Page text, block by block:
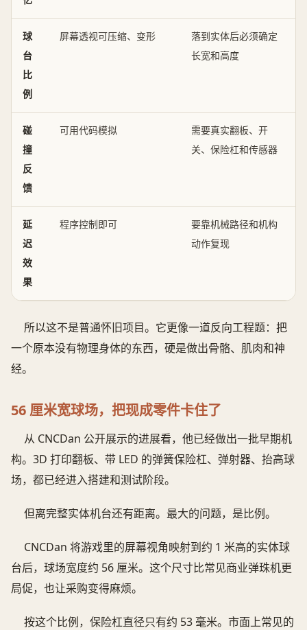
球
台
比
例
屏幕透视可压缩、变形
落到实体后必须确定
长宽和高度
碰
撞
反
馈
可用代码模拟
需要真实翻板、开
关、保险杠和传感器
延
迟
效
果
程序控制即可
要靠机械路径和机构
动作复现
所以这不是普通怀旧项目。它更像一道反向工程题：把
一个原本没有物理身体的东西，硬是做出骨骼、肌肉和神
经。
56 厘米宽球场，把现成零件卡住了
从 CNCDan 公开展示的进展看，他已经做出一批早期机
构。3D 打印翻板、带 LED 的弹簧保险杠、弹射器、抬高球
场，都已经进入搭建和测试阶段。
但离完整实体机台还有距离。最大的问题，是比例。
CNCDan 将游戏里的屏幕视角映射到约 1 米高的实体球
台后，球场宽度约 56 厘米。这个尺寸比常见商业弹珠机更
局促，也让采购变得麻烦。
按这个比例，保险杠直径只有约 53 毫米。市面上常见的